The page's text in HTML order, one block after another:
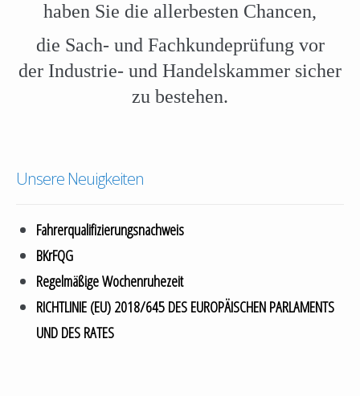
haben Sie die allerbesten Chancen,
die Sach- und Fachkundeprüfung vor
der Industrie- und Handelskammer sicher
zu bestehen.
Unsere Neuigkeiten
Fahrerqualifizierungsnachweis
BKrFQG
Regelmäßige Wochenruhezeit
RICHTLINIE (EU) 2018/645 DES EUROPÄISCHEN PARLAMENTS
UND DES RATES